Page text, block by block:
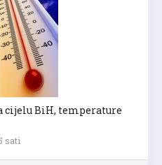
cijelu BiH, temperature
sati